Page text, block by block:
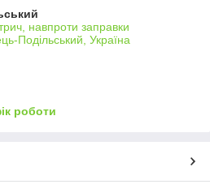
навпроти заправки
Подільський, Україна
роботи